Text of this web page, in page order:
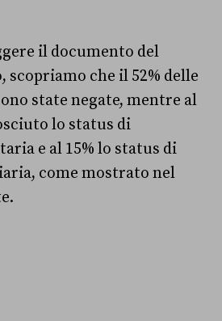
il documento del
che il 52% delle
state negate, mentre al
lo status di
e al 15% lo status di
come mostrato nel